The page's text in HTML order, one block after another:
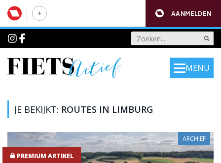
AANMELDEN
MENU
JE BEKIJKT: ROUTES IN LIMBURG
PREMIUM ARTIKEL
ARCHIEF